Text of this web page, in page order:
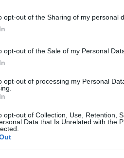
opt-out of the Sharing of my personal
opt-out of the Sale of my Personal
opt-out of processing my Personal
opt-out of Collection, Use, Retention,
Data that Is Unrelated with the
στο πλαίσιο του
με στόχο την
της καθημερινότητας
και τις αρχές του,
την ενίσχυση της
δραστηριοποιείται.